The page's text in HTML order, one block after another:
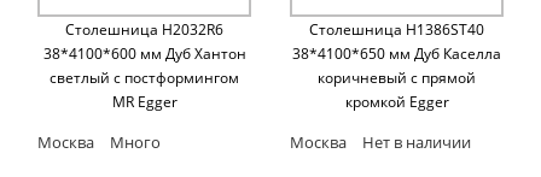
Столешница H2032R6
38*4100*600 мм Дуб Хантон
светлый с постформингом
MR Egger
Москва Много
Столешница H1386ST40
38*4100*650 мм Дуб Каселла
коричневый с прямой
кромкой Egger
Москва Нет в наличии